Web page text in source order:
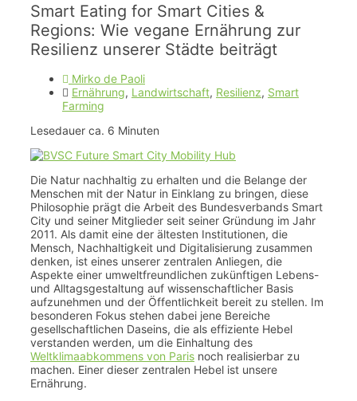
Smart Eating for Smart Cities &
Regions: Wie vegane Ernährung zur
Resilienz unserer Städte beiträgt
Mirko de Paoli
Ernährung, Landwirtschaft, Resilienz, Smart
Farming
Lesedauer ca. 6 Minuten
Die Natur nachhaltig zu erhalten und die Belange der
Menschen mit der Natur in Einklang zu bringen, diese
Philosophie prägt die Arbeit des Bundesverbands Smart
City und seiner Mitglieder seit seiner Gründung im Jahr
2011. Als damit eine der ältesten Institutionen, die
Mensch, Nachhaltigkeit und Digitalisierung zusammen
denken, ist eines unserer zentralen Anliegen, die
Aspekte einer umweltfreundlichen zukünftigen Lebens-
und Alltagsgestaltung auf wissenschaftlicher Basis
aufzunehmen und der Öffentlichkeit bereit zu stellen. Im
besonderen Fokus stehen dabei jene Bereiche
gesellschaftlichen Daseins, die als effiziente Hebel
verstanden werden, um die Einhaltung des
Weltklimaabkommens von Paris noch realisierbar zu
machen. Einer dieser zentralen Hebel ist unsere
Ernährung.